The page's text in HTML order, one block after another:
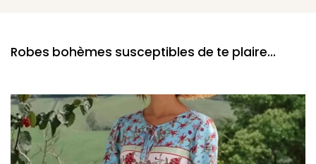
Robes bohèmes susceptibles de te plaire...